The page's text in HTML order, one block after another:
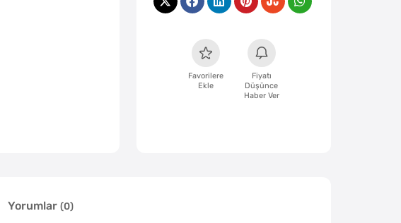
Favorilere
Ekle
Fiyatı
Düşünce
Haber Ver
Yorumlar (0)